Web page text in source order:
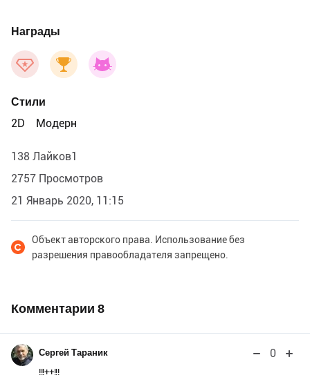
Награды
Стили
2D
Модерн
138 Лайков1
2757 Просмотров
21 Январь 2020, 11:15
Объект авторского права. Использование без
разрешения правообладателя запрещено.
Комментарии 8
Сергей Тараник 0
!!!++!!!